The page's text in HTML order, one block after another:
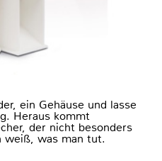
ein Gehäuse und lasse
Heraus kommt
der nicht besonders
weiß, was man tut.